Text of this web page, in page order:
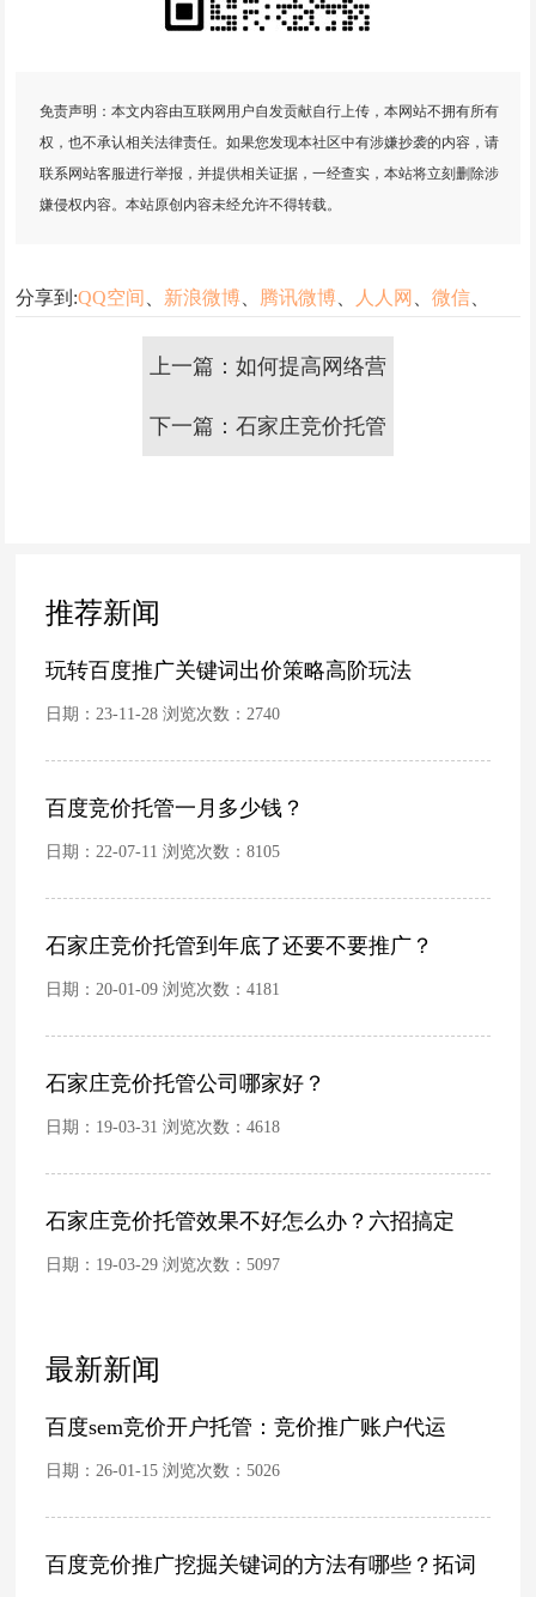
免责声明：本文内容由互联网用户自发贡献自行上传，本网站不拥有所有
权，也不承认相关法律责任。如果您发现本社区中有涉嫌抄袭的内容，请
联系网站客服进行举报，并提供相关证据，一经查实，本站将立刻删除涉
嫌侵权内容。本站原创内容未经允许不得转载。
分享到:QQ空间 新浪微博 腾讯微博 人人网 、微信
上一篇：如何提高网络营
销思维，提高推广效果
下一篇：石家庄竞价托管
推荐新闻
玩转百度推广关键词出价策略高阶玩法
日期：23-11-28 浏览次数： 2740
百度竞价托管一月多少钱？
日期：22-07-11 浏览次数：8105
石家庄竞价托管到年底了还要不要推广？
日期：20-01-09 浏览次数：4181
石家庄竞价托管公司哪家好？
日期：19-03-31 浏览次数：4618
石家庄竞价托管效果不好怎么办？六招搞定
日期：19-03-29 浏览次数：5097
最新新闻
百度sem竞价开户托管：竞价推广账户代运
日期：26-01-15 浏览次数：5026
百度竞价推广挖掘关键词的方法有哪些？拓词